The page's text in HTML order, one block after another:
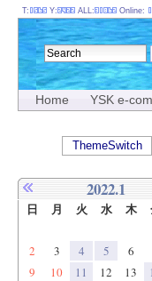
Home YSK e-
T: Y: ALL: Online:
ThemeSwitch
2022.1
日 月 火 水 木
2
3 4 5 6
9
10 11 12 13